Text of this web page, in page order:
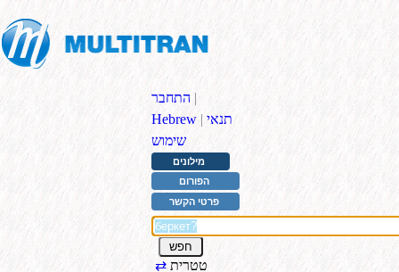
התחבר |
Hebrew | תנאי
שימוש
מילונים
הפורום
פרטי הקשר
טטרית ⇄